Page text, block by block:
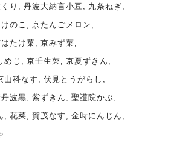
り 丹波大納言小豆
九条ねぎ
のこ
京たんごメロン
たけ菜
京みず菜
めじ
京壬生菜
京夏ずきん
山科なす
伏見とうがらし
丹波黒 紫ずきん
聖護院かぶ
花菜 賀茂なす
金時にんじん